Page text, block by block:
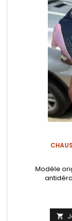
Modèle
